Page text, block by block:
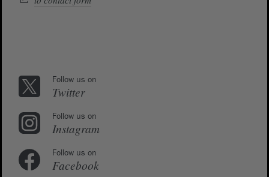
Follow us on
Twitter
Follow us on
Instagram
Follow us on
Facebook